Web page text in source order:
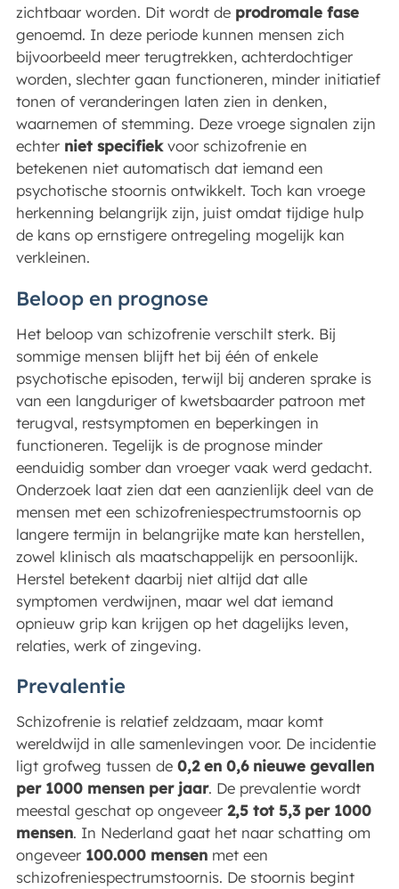
zichtbaar worden. Dit wordt de prodromale fase
genoemd. In deze periode kunnen mensen zich
bijvoorbeeld meer terugtrekken, achterdochtiger
worden, slechter gaan functioneren, minder initiatief
tonen of veranderingen laten zien in denken,
waarnemen of stemming. Deze vroege signalen zijn
echter niet specifiekvoor schizofrenie en
betekenen niet automatisch dat iemand een
psychotische stoornis ontwikkelt. Toch kan vroege
herkenning belangrijk zijn, juist omdat tijdige hulp
de kans op ernstigere ontregeling mogelijk kan
verkleinen.
Beloop en prognose
Het beloop van schizofrenie verschilt sterk. Bij
sommige mensen blijft het bij één of enkele
psychotische episoden, terwijl bij anderen sprake is
van een langduriger of kwetsbaarder patroon met
terugval, restsymptomen en beperkingen in
functioneren. Tegelijk is de prognose minder
eenduidig somber dan vroeger vaak werd gedacht.
Onderzoek laat zien dat een aanzienlijk deel van de
mensen met een schizofreniespectrumstoornis op
langere termijn in belangrijke mate kan herstellen,
zowel klinisch als maatschappelijk en persoonlijk.
Herstel betekent daarbij niet altijd dat alle
symptomen verdwijnen, maar wel dat iemand
opnieuw grip kan krijgen op het dagelijks leven,
relaties, werk of zingeving.
Prevalentie
Schizofrenie is relatief zeldzaam, maar komt
wereldwijd in alle samenlevingen voor. De incidentie
ligt grofweg tussen de 0,2 en 0,6 nieuwe gevallen
per 1000 mensen per jaar. De prevalentie wordt
meestal geschat op ongeveer 2,5 tot 5,3 per 1000
mensen. In Nederland gaat het naar schatting om
ongeveer 100.000 mensenmet een
schizofreniespectrumstoornis. De stoornis begint